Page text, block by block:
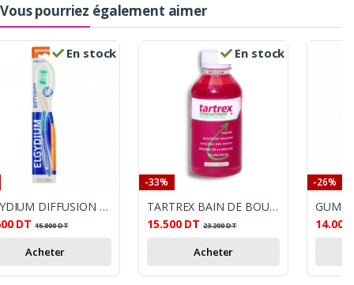
Vous pourriez également aimer
En stock
ELGYDIUM DIFFUSION BROSSE A DENTS MEDIUM
DT 15.800DT
Acheter
En stock
-33%
TARTREX BAIN DE BOUCHE AUX HUILES ESSENTIELLES 250 ML
15.500 DT 23.200DT
Acheter
-26%
GUM
14.000